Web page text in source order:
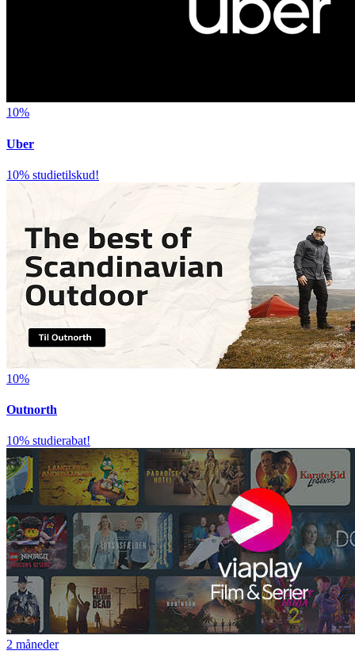
10%
Uber
10% studietilskud!
10%
Outnorth
10% studierabat!
2 måneder